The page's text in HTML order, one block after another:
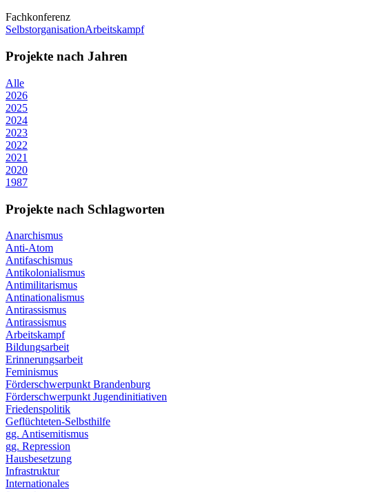
Fachkonferenz
SelbstorganisationArbeitskampf
Projekte nach Jahren
Alle
2026
2025
2024
2023
2022
2021
2020
1987
Projekte nach Schlagworten
Anarchismus
Anti-Atom
Antifaschismus
Antikolonialismus
Antimilitarismus
Antinationalismus
Antirassismus
Antirassismus
Arbeitskampf
Bildungsarbeit
Erinnerungsarbeit
Feminismus
Förderschwerpunkt Brandenburg
Förderschwerpunkt Jugendinitiativen
Friedenspolitik
Geflüchteten-Selbsthilfe
gg. Antisemitismus
gg. Repression
Hausbesetzung
Infrastruktur
Internationales